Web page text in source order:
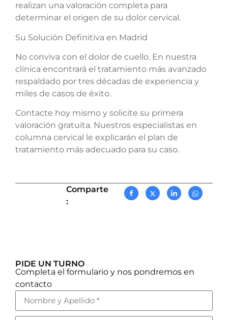
realizan una valoración completa para
determinar el origen de su dolor cervical.
Su Solución Definitiva en Madrid
No conviva con el dolor de cuello. En nuestra
clínica encontrará el tratamiento más avanzado
respaldado por tres décadas de experiencia y
miles de casos de éxito.
Contacte hoy mismo y solicite su primera
valoración gratuita. Nuestros especialistas en
columna cervical le explicarán el plan de
tratamiento más adecuado para su caso.
Comparte
:
PIDE UN TURNO
Completa el formulario y nos pondremos en
contacto